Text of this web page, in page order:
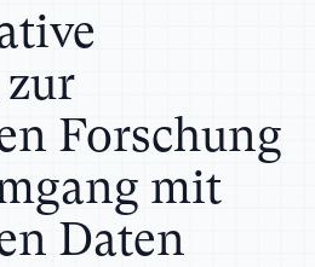
Forschung
mit
Daten